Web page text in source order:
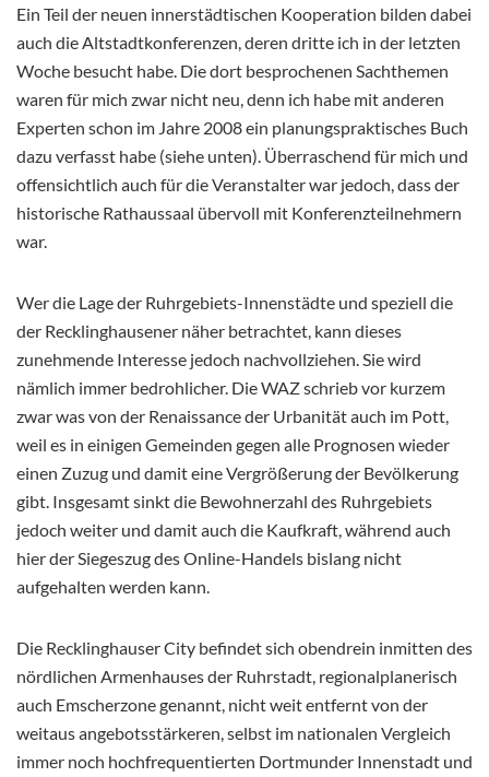
Ein Teil der neuen innerstädtischen Kooperation bilden dabei
auch die Altstadtkonferenzen, deren dritte ich in der letzten
Woche besucht habe. Die dort besprochenen Sachthemen
waren für mich zwar nicht neu, denn ich habe mit anderen
Experten schon im Jahre 2008 ein planungspraktisches Buch
dazu verfasst habe (siehe unten). Überraschend für mich und
offensichtlich auch für die Veranstalter war jedoch, dass der
historische Rathaussaal übervoll mit Konferenzteilnehmern
war.
Wer die Lage der Ruhrgebiets-Innenstädte und speziell die
der Recklinghausener näher betrachtet, kann dieses
zunehmende Interesse jedoch nachvollziehen. Sie wird
nämlich immer bedrohlicher. Die WAZ schrieb vor kurzem
zwar was von der Renaissance der Urbanität auch im Pott,
weil es in einigen Gemeinden gegen alle Prognosen wieder
einen Zuzug und damit eine Vergrößerung der Bevölkerung
gibt. Insgesamt sinkt die Bewohnerzahl des Ruhrgebiets
jedoch weiter und damit auch die Kaufkraft, während auch
hier der Siegeszug des Online-Handels bislang nicht
aufgehalten werden kann.
Die Recklinghauser City befindet sich obendrein inmitten des
nördlichen Armenhauses der Ruhrstadt, regionalplanerisch
auch Emscherzone genannt, nicht weit entfernt von der
weitaus angebotsstärkeren, selbst im nationalen Vergleich
immer noch hochfrequentierten Dortmunder Innenstadt und